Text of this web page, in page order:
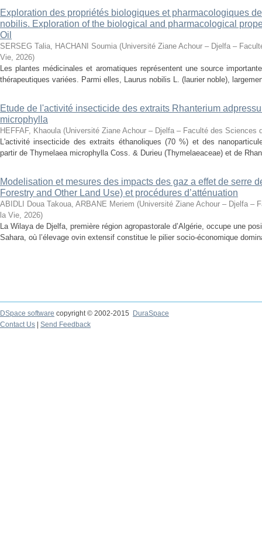
Exploration des propriétés biologiques et pharmacologiques
nobilis. Exploration of the biological and pharmacological
Oil
SERSEG Talia, HACHANI Soumia (Université Ziane Achour – Djelfa –
Vie, 2026)
Les plantes médicinales et aromatiques représentent une source
thérapeutiques variées. Parmi elles, Laurus nobilis L. (laurier noble),
Etude de l'activité insecticide des extraits Rhanterium
microphylla
HEFFAF, Khaoula (Université Ziane Achour – Djelfa – Faculté des Sciences
L'activité insecticide des extraits éthanoliques (70 %) et des
partir de Thymelaea microphylla Coss. & Durieu (Thymelaeaceae) et de
Modelisation et mesures des impacts des gaz a effet de serre
Forestry and Other Land Use) et procédures d’atténuation
ABIDLI Doua Takoua, ARBANE Meriem (Université Ziane Achour – Djelfa –
la Vie, 2026)
La Wilaya de Djelfa, première région agropastorale d’Algérie, occupe une
Sahara, où l’élevage ovin extensif constitue le pilier socio-économique
DSpace software copyright © 2002-2015
DuraSpace
Contact Us
Send Feedback